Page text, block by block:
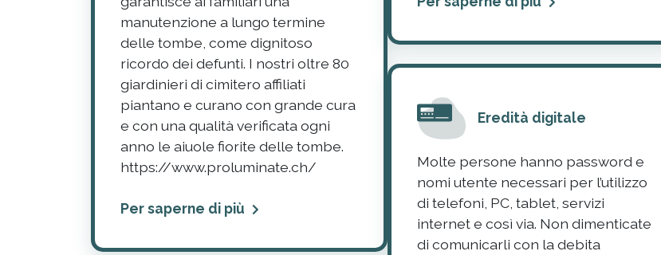
manutenzione a lungo termine
delle tombe, come dignitoso
ricordo dei defunti. I nostri oltre 80
giardinieri di cimitero affiliati
piantano e curano con grande cura
e con una qualità verificata ogni
anno le aiuole fiorite delle tombe.
https://www.proluminate.ch/
Per saperne di più
Eredità digitale
Molte persone hanno password e
nomi utente necessari per l’utilizzo
di telefoni, PC, tablet, servizi
internet e così via. Non dimenticate
di comunicarli con la debita